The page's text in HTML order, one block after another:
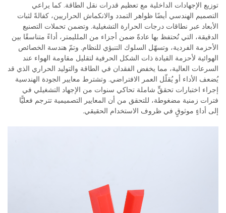
توزيع الإجهادات الداخلية مع تعظيم قدرات نقل الطاقة. كما يراعي
التصميم الهندسي أيضًا ظواهر التمدد والانكماش الحراريين، كفالةً لثبات
الأبعاد عبر نطاقات درجات الحرارة التشغيلية. وتضمن تحملات التصنيع
الدقيقة، التي تُحتفظ بها عادةً ضمن أجزاء من الملليمتر، أداءً متناسقًا بين
الأحزمة الفردية، وتسهّل السلوك التنبؤي للنظام. وتمّ هندسة الخصائص
الهوائية لأحزمة القيادة ذات الشكل الحرفية لتقليل مقاومة الهواء عند
السرعات العالية، مما يخفض الفقدان في الطاقة والتوليد الحراري الذي قد
يُضعف الأداء أو يُقلّل العمر الافتراضي. وتشترط معايير الجودة الهندسية
إجراء اختبارات تحققٍّ شاملة تحاكي سنوات من الإجهاد التشغيلي في
فترات زمنية مضغوطة، للتحقق من أن المعايير التصميمية تترجم فعليًّا
إلى أداءٍ موثوقٍ في ظروف الاستخدام الحقيقي.